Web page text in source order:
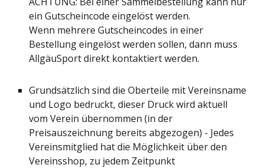
ein Gutscheincode eingelöst werden.
Wenn mehrere Gutscheincodes in einer
Bestellung eingelöst werden sollen, dann muss
AllgäuSport direkt kontaktiert werden.
Grundsätzlich sind die Oberteile mit Vereinsname
und Logo bedruckt, dieser Druck wird aktuell
vom Verein übernommen (in der
Preisauszeichnung bereits abgezogen) - Jedes
Vereinsmitglied hat die Möglichkeit über den
Vereinsshop, zu jedem Zeitpunkt